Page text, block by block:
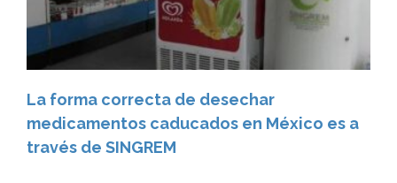
La forma correcta de desechar
medicamentos caducados en México es a
través de SINGREM